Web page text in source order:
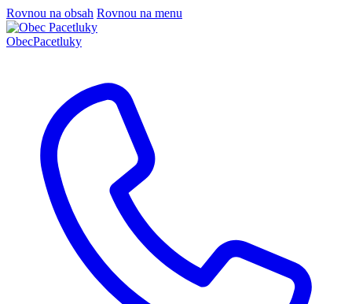
Rovnou na obsah Rovnou na menu
ObecPacetluky